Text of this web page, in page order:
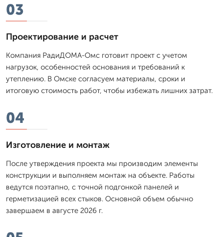
03
Проектирование и расчет
Компания РадиДОМА-Омс готовит проект с учетом
нагрузок, особенностей основания и требований к
утеплению. В Омске согласуем материалы, сроки и
итоговую стоимость работ, чтобы избежать лишних затрат.
04
Изготовление и монтаж
После утверждения проекта мы производим элементы
конструкции и выполняем монтаж на объекте. Работы
ведутся поэтапно, с точной подгонкой панелей и
герметизацией всех стыков. Основной объем обычно
завершаем в августе 2026 г.